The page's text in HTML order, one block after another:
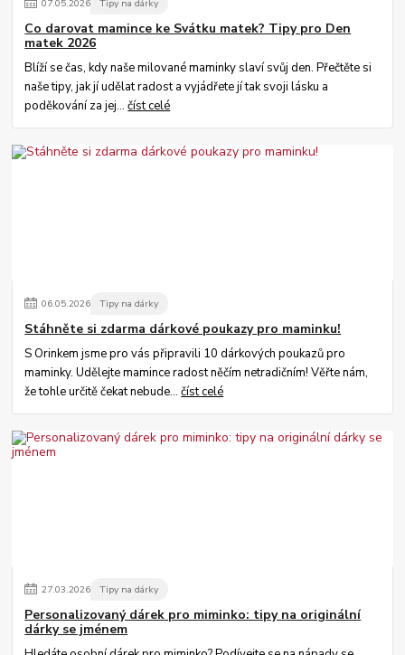
07.05.2026 Tipy na dárky
Co darovat mamince ke Svátku matek? Tipy pro Den
matek 2026
Blíží se čas, kdy naše milované maminky slaví svůj den. Přečtěte si
naše tipy, jak jí udělat radost a vyjádřete jí tak svoji lásku a
poděkování za jej...číst celé
06.05.2026 Tipy na dárky
Stáhněte si zdarma dárkové poukazy pro maminku!
S Orinkem jsme pro vás připravili 10 dárkových poukazů pro
maminky. Udělejte mamince radost něčím netradičním! Věřte nám,
že tohle určitě čekat nebude...číst celé
27.03.2026 Tipy na dárky
Personalizovaný dárek pro miminko: tipy na originální
dárky se jménem